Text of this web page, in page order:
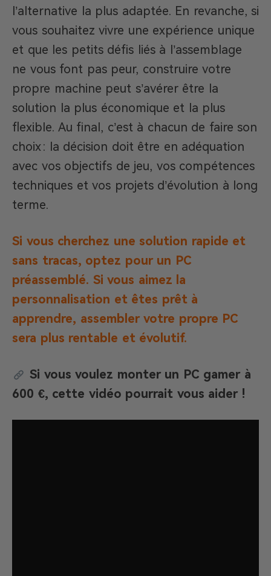
l’alternative la plus adaptée. En revanche, si
vous souhaitez vivre une expérience unique
et que les petits défis liés à l’assemblage
ne vous font pas peur, construire votre
propre machine peut s’avérer être la
solution la plus économique et la plus
flexible. Au final, c’est à chacun de faire son
choix : la décision doit être en adéquation
avec vos objectifs de jeu, vos compétences
techniques et vos projets d’évolution à long
terme.
Si vous cherchez une solution rapide et
sans tracas, optez pour un PC
préassemblé. Si vous aimez la
personnalisation et êtes prêt à
apprendre, assembler votre propre PC
sera plus rentable et évolutif.
Si vous voulez monter un PC gamer à
600 €, cette vidéo pourrait vous aider !